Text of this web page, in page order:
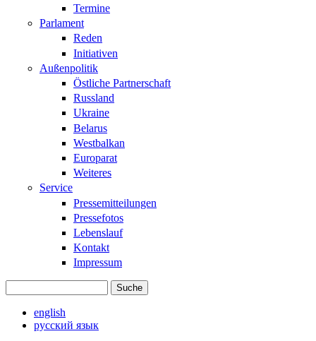
Termine
Parlament
Reden
Initiativen
Außenpolitik
Östliche Partnerschaft
Russland
Ukraine
Belarus
Westbalkan
Europarat
Weiteres
Service
Pressemitteilungen
Pressefotos
Lebenslauf
Kontakt
Impressum
english
русский язык